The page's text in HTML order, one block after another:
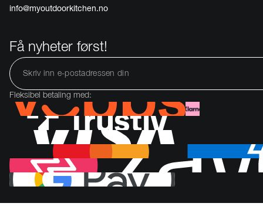
info@myoutdoorkitchen.no
Få nyheter først!
Fleksibel betaling med: